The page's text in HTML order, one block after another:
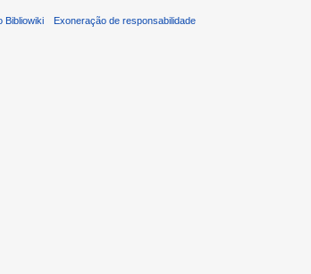
Bibliowiki Exoneração de responsabilidade